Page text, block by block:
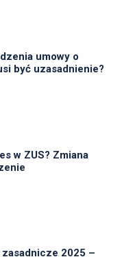
umowy o
być uzasadnienie?
w ZUS? Zmiana
2025 –